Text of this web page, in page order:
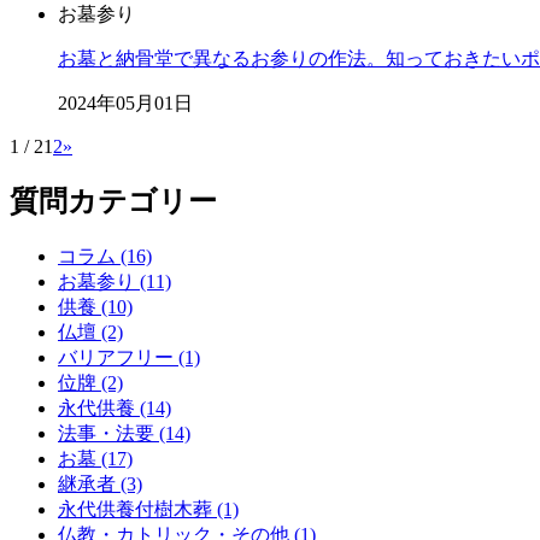
お墓参り
お墓と納骨堂で異なるお参りの作法。知っておきたい
2024年05月01日
1 / 21 2»
質問カテゴリー
コラム (16)
お墓参り (11)
供養 (10)
仏壇 (2)
バリアフリー (1)
位牌 (2)
永代供養 (14)
法事・法要 (14)
お墓 (17)
継承者 (3)
永代供養付樹木葬 (1)
仏教・カトリック・その他 (1)